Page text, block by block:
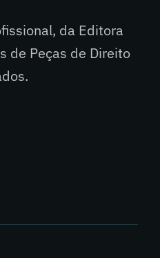
da Editora
de Peças de Direito